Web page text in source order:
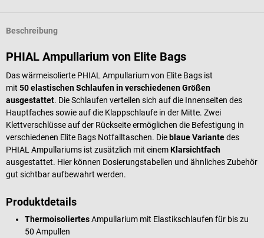
Beschreibung
PHIAL Ampullarium von Elite Bags
Das wärmeisolierte PHIAL Ampullarium von Elite Bags ist
mit 50elastischen Schlaufen in verschiedenen Größen
ausgestattet. Die Schlaufen verteilen sich auf die Innenseiten des
Hauptfaches sowie auf die Klappschlaufe in der Mitte. Zwei
Klettverschlüsse auf der Rückseite ermöglichen die Befestigung in
verschiedenen Elite Bags Notfalltaschen. Die blaue Variantedes
PHIAL Ampullariums ist zusätzlich mit einemKlarsichtfach
ausgestattet. Hier können Dosierungstabellen und ähnliches Zubehör
gut sichtbar aufbewahrt werden.
Produktdetails
ThermoisoliertesAmpullarium mit Elastikschlaufen für bis zu
50 Ampullen